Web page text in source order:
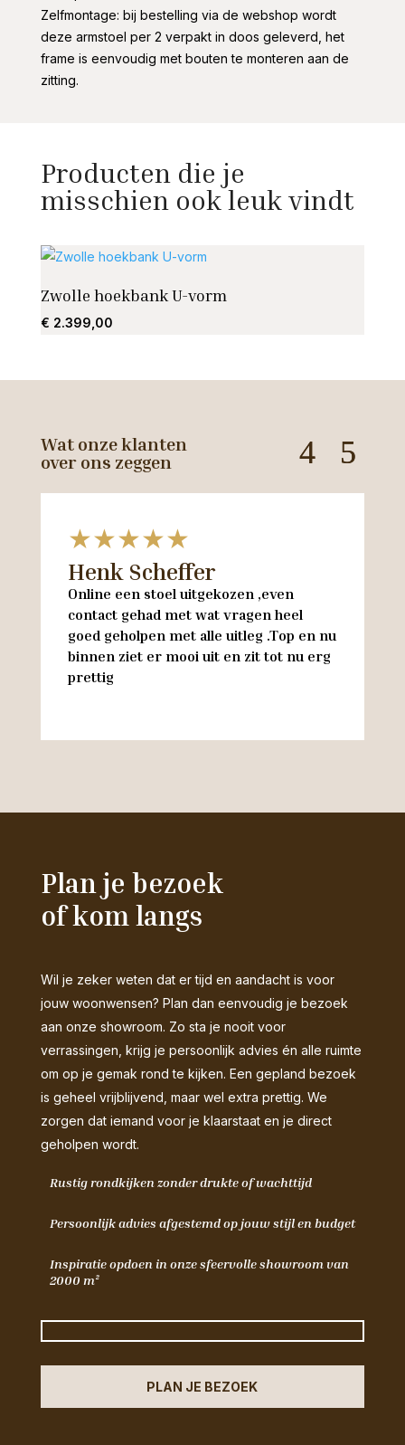
Zelfmontage: bij bestelling via de webshop wordt
deze armstoel per 2 verpakt in doos geleverd, het
frame is eenvoudig met bouten te monteren aan de
zitting.
Producten die je
misschien ook leuk vindt
Zwolle hoekbank U-vorm
€ 2.399,00
Wat onze klanten
over ons zeggen
★★★★★
Henk Scheffer
Online een stoel uitgekozen ,even
contact gehad met wat vragen heel
goed geholpen met alle uitleg .Top en nu
binnen ziet er mooi uit en zit tot nu erg
prettig
Plan je bezoek
of kom langs
Wil je zeker weten dat er tijd en aandacht is voor
jouw woonwensen? Plan dan eenvoudig je bezoek
aan onze showroom. Zo sta je nooit voor
verrassingen, krijg je persoonlijk advies én alle ruimte
om op je gemak rond te kijken. Een gepland bezoek
is geheel vrijblijvend, maar wel extra prettig. We
zorgen dat iemand voor je klaarstaat en je direct
geholpen wordt.
Rustig rondkijken zonder drukte of wachttijd
Persoonlijk advies afgestemd op jouw stijl en budget
Inspiratie opdoen in onze sfeervolle showroom van
2000 m²
PLAN JE BEZOEK